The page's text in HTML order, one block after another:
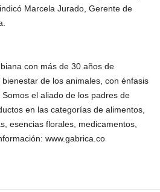
Marcela Jurado, Gerente de
con más de 30 años de
de los animales, con énfasis
el aliado de los padres de
en las categorías de alimentos,
esencias florales, medicamentos,
www.gabrica.co